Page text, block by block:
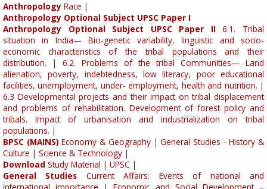
Anthropology Race |
Anthropology Optional Subject UPSC Paper I
Anthropology Optional Subject UPSC Paper II
6.1. Tribal
situation in India— Bio-genetic variability, linguistic and socio-
economic characteristics of the tribal populations and their
distribution. | 6.2. Problems of the tribal Communities— Land
alienation, poverty, indebtedness, low literacy, poor educational
facilities, unemployment, under- employment, health and nutrition. |
6.3 Developmental projects and their impact on tribal displacement
and problems of rehabilitation. Development of forest policy and
tribals. Impact of urbanisation and industrialization on tribal
populations. |
BPSC (MAINS) Economy & Geography|General Studies - History &
Culture | Science & Technology |
Download Study Material | UPSC |
General Studies
Current Affairs: Events of national and